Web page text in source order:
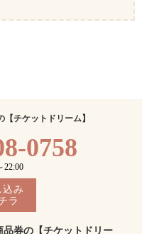
チケットドリーム】
0758
22:00
込み
ラ
券の【チケットドリー